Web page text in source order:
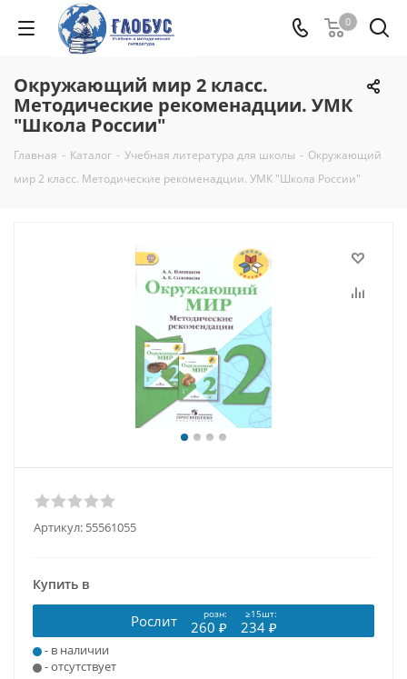
0
Окружающий мир 2 класс.
Методические рекоменадции. УМК
"Школа России"
Главная - Каталог - Учебная литература для школы - Окружающий
мир 2 класс. Методические рекоменадции. УМК "Школа России"
Артикул: 55561055
Купить в
Рослит розн: ≥15шт:
260 ₽ 234 ₽
- в наличии
- отсутствует